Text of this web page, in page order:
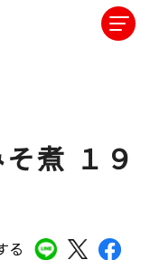
る
煮 １９